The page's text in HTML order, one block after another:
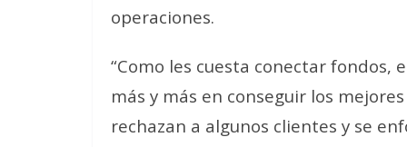
operaciones.
“Como les cuesta conectar fondos,
más y más en conseguir los
rechazan a algunos clientes y se